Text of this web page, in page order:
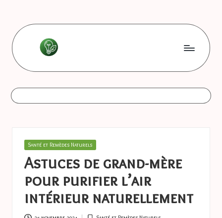
content
L
e
s
o
n
n
e
s
astuces
Posted
Santé et Remèdes Naturels
Astuces de grand-mère
pour purifier l’air
intérieur naturellement